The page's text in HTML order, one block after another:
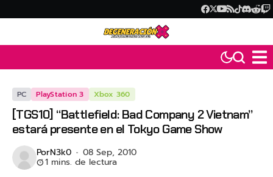
PC PlayStation 3 Xbox 360
[TGS10] “Battlefield: Bad Company 2 Vietnam”
estará presente en el Tokyo Game Show
PorN3k0 08 Sep, 2010
1 mins. de lectura